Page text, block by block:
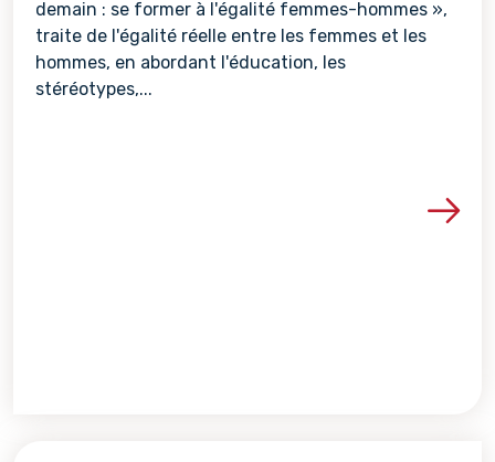
demain : se former à l'égalité femmes-hommes »,
traite de l'égalité réelle entre les femmes et les
hommes, en abordant l'éducation, les
stéréotypes,...
Voir les détails de la